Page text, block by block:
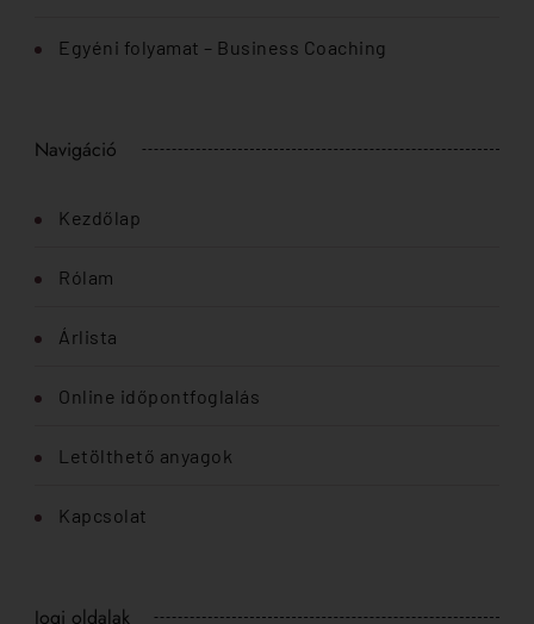
Egyéni folyamat – Business Coaching
Navigáció
Kezdőlap
Rólam
Árlista
Online időpontfoglalás
Letölthető anyagok
Kapcsolat
Jogi oldalak